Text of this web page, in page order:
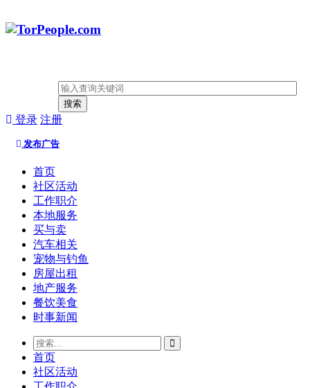
搜索
登录 注册
发布广告
首页
社区活动
工作职介
本地服务
买与卖
汽车相关
宠物与钓鱼
房屋出租
地产服务
餐饮美食
时事新闻
首页
社区活动